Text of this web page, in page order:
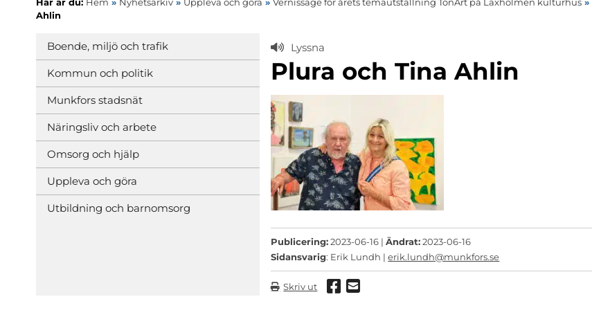
Ahlin
Boende, miljö och trafik
Kommun och politik
Munkfors stadsnät
Näringsliv och arbete
Omsorg och hjälp
Uppleva och göra
Utbildning och barnomsorg
Lyssna
Plura och Tina Ahlin
Publicering:2023-06-16 |Ändrat:2023-06-16
Sidansvarig: Erik Lundh |erik.lundh@munkfors.se
Skriv ut Dela via Facebook
Dela via mail